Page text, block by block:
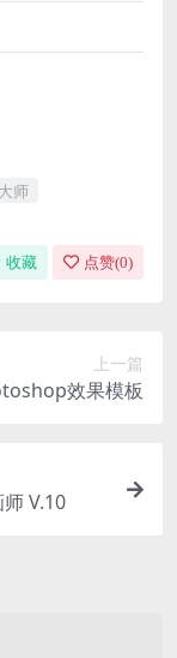
师
收藏 点赞(0)
上一篇
效果模板
V.10